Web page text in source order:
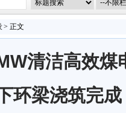
> 正文
清洁高效煤
环梁浇筑完成